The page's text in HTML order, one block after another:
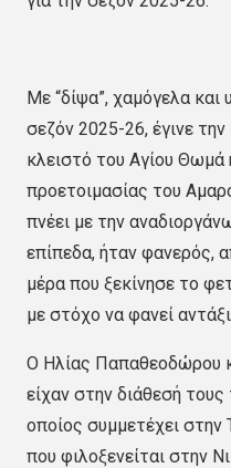
Με “δίψα”, χαμόγελα και
σεζόν 2025-26, έγινε
κλειστό του Αγίου Θωμά
προετοιμασίας του
πνέει με την
επίπεδα, ήταν φανερός,
μέρα που ξεκίνησε το
με στόχο να φανεί
Ο Ηλίας Παπαθεοδώρου
είχαν στην διάθεσή
οποίος συμμετέχει
που φιλοξενείται στην